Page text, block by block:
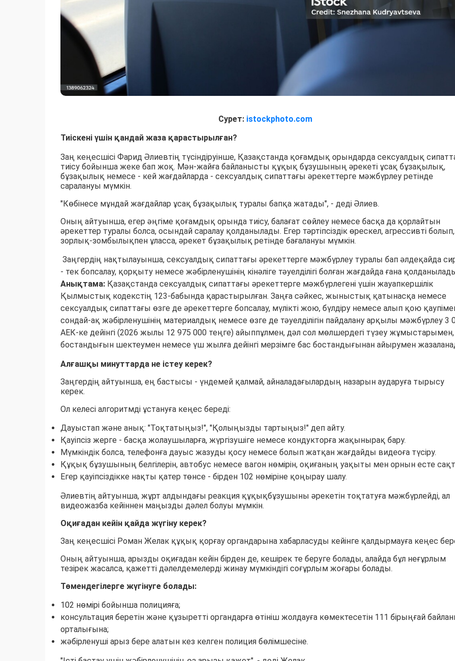
Сурет: istockphoto.com
Тиіскені үшін қандай жаза қарастырылған?
Заң кеңесшісі Фарид Әлиевтің түсіндіруінше, Қазақстанда қоғамдық орындарда сексуалдық
тиісу бойынша жеке бап жоқ. Мән-жайға байланысты құқық бұзушының әрекеті ұсақ бұзақылық,
бұзақылық немесе - кей жағдайларда - сексуалдық сипаттағы әрекеттерге мәжбүрлеу ретінде
саралануы мүмкін.
"Көбінесе мұндай жағдайлар ұсақ бұзақылық туралы бапқа жатады", - деді Әлиев.
Оның айтуынша, егер әңгіме қоғамдық орында тиісу, балағат сөйлеу немесе басқа да қорлайтын
әрекеттер туралы болса, осындай саралау қолданылады. Егер тәртіпсіздік өрескел, агрессивті болып,
зорлық-зомбылықпен ұласса, әрекет бұзақылық ретінде бағалануы мүмкін.
Заңгердің нақтылауынша, сексуалдық сипаттағы әрекеттерге мәжбүрлеу туралы бап әлдеқайда
- тек бопсалау, қорқыту немесе жәбірленушінің кінәліге тәуелділігі болған жағдайда ғана
Анықтама: Қазақстанда сексуалдық сипаттағы әрекеттерге мәжбүрлегені үшін жауапкершілік
Қылмыстық кодекстің 123-бабында қарастырылған. Заңға сәйкес, жыныстық қатынасқа немесе
сексуалдық сипаттағы өзге де әрекеттерге бопсалау, мүлікті жою, бүлдіру немесе алып қою
сондай-ақ жәбірленушінің материалдық немесе өзге де тәуелділігін пайдалану арқылы мәжбүрлеу 3
АЕК-ке дейінгі (2026 жылы 12 975 000 теңге) айыппұлмен, дәл сол мөлшердегі түзеу жұмыстарымен,
бостандығын шектеумен немесе үш жылға дейінгі мерзімге бас бостандығынан айырумен
Алғашқы минуттарда не істеу керек?
Заңгердің айтуынша, ең бастысы - үндемей қалмай, айналадағылардың назарын аударуға тырысу
керек.
Ол келесі алгоритмді ұстануға кеңес береді:
Дауыстап және анық: "Тоқтатыңыз!", "Қолыңызды тартыңыз!" деп айту.
Қауіпсіз жерге - басқа жолаушыларға, жүргізушіге немесе кондукторға жақынырақ бару.
Мүмкіндік болса, телефонға дауыс жазуды қосу немесе болып жатқан жағдайды видеоға түсіру.
Құқық бұзушының белгілерін, автобус немесе вагон нөмірін, оқиғаның уақыты мен орнын есте
Егер қауіпсіздікке нақты қатер төнсе - бірден 102 нөміріне қоңырау шалу.
Әлиевтің айтуынша, жұрт алдындағы реакция құқықбұзушыны әрекетін тоқтатуға мәжбүрлейді, ал
видеожазба кейіннен маңызды дәлел болуы мүмкін.
Оқиғадан кейін қайда жүгіну керек?
Заң кеңесшісі Роман Желак құқық қорғау органдарына хабарласуды кейінге қалдырмауға кеңес
Оның айтуынша, арызды оқиғадан кейін бірден де, кешірек те беруге болады, алайда бұл неғұрлым
тезірек жасалса, қажетті дәлелдемелерді жинау мүмкіндігі соғұрлым жоғары болады.
Төмендегілерге жүгінуге болады:
102 нөмірі бойынша полицияға;
консультация беретін және құзыретті органдарға өтініш жолдауға көмектесетін 111 бірыңғай
орталығына;
жәбірленуші арыз бере алатын кез келген полиция бөлімшесіне.